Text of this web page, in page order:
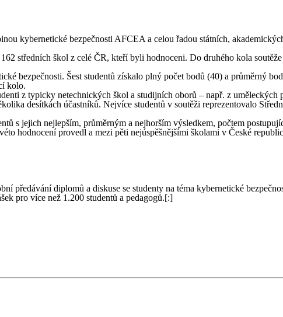
kybernetické bezpečnosti AFCEA a celou řadou státních,
středních škol z celé ČR, kteří byli hodnoceni. Do druhého kola
bezpečnosti. Šest studentů získalo plný počet bodů (40) a průměrný
kolo.
z typicky netechnických škol a studijních oborů – např. z
desítkách účastníků. Nejvíce studentů v soutěži reprezentovalo
s jejich nejlepším, průměrným a nejhorším výsledkem, počtem
hodnocení provedl a mezi pěti nejúspěšnějšími školami v České
předávání diplomů a diskuse se studenty na téma kybernetické
pro více než 1.200 studentů a pedagogů.[:]